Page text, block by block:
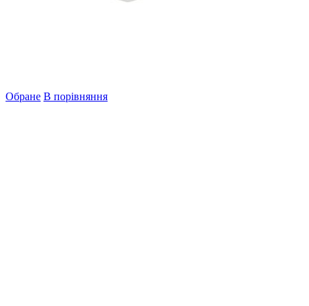
Обране В порівняння